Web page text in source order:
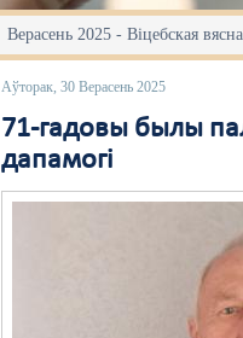
Верасень 2025 - Віцебская вясна
Аўторак, 30 Верасень 2025
71-гадовы былы
дапамогі